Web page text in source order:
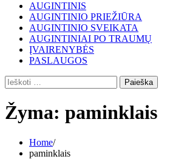
AUGINTINIS
AUGINTINIO PRIEŽIŪRA
AUGINTINIO SVEIKATA
AUGINTINIAI PO TRAUMŲ
ĮVAIRENYBĖS
PASLAUGOS
Ieškoti:
Žyma: paminklais
Home
paminklais